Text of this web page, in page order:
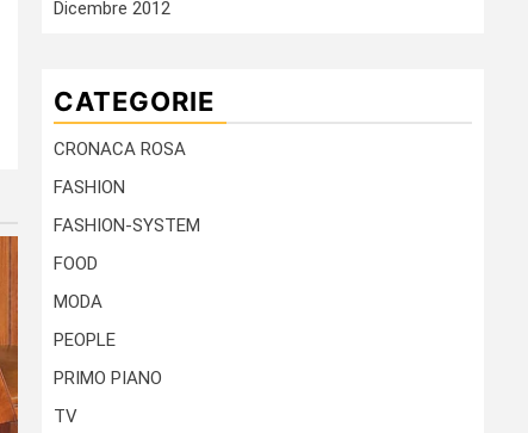
Dicembre 2012
CATEGORIE
CRONACA ROSA
FASHION
FASHION-SYSTEM
FOOD
MODA
PEOPLE
PRIMO PIANO
TV